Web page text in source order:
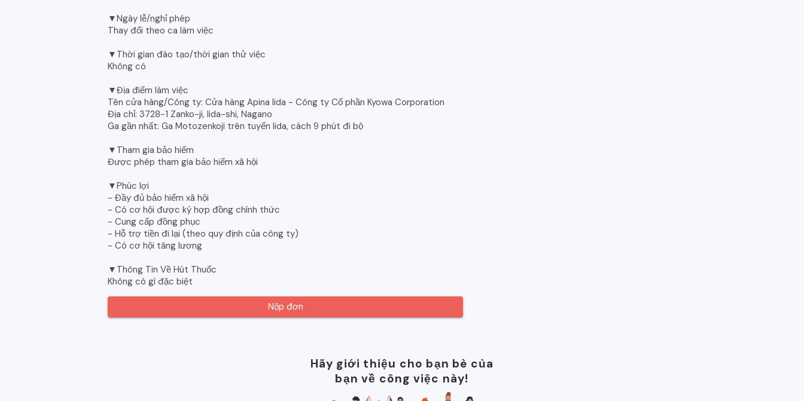
▼Ngày lễ/nghỉ phép
Thay đổi theo ca làm việc
▼Thời gian đào tạo/thời gian thử việc
Không có
▼Địa điểm làm việc
Tên cửa hàng/Công ty: Cửa hàng Apina Iida - Công ty Cổ phần Kyowa Corporation
Địa chỉ: 3728-1 Zanko-ji, Iida-shi, Nagano
Ga gần nhất: Ga Motozenkoji trên tuyến Iida, cách 9 phút đi bộ
▼Tham gia bảo hiểm
Được phép tham gia bảo hiểm xã hội
▼Phúc lợi
- Đầy đủ bảo hiểm xã hội
- Có cơ hội được ký hợp đồng chính thức
- Cung cấp đồng phục
- Hỗ trợ tiền đi lại (theo quy định của công ty)
- Có cơ hội tăng lương
▼Thông Tin Về Hút Thuốc
Không có gì đặc biệt
Nộp đơn
Hãy giới thiệu cho bạn bè của
bạn về công việc này!